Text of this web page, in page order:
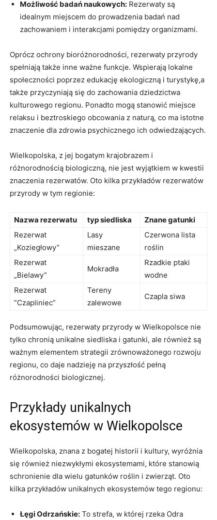
Możliwość badań naukowych: ⁤Rezerwaty są
idealnym miejscem do prowadzenia badań nad
‌zachowaniem i interakcjami⁢ pomiędzy organizmami.
Oprócz ‍ochrony bioróżnorodności, rezerwaty przyrody
spełniają także inne ważne funkcje. Wspierają lokalne
społeczności poprzez edukację ekologiczną i⁣ turystykę,a
także ⁢przyczyniają ⁤się do zachowania dziedzictwa
kulturowego regionu.‍ Ponadto mogą​ stanowić miejsce
relaksu i beztroskiego obcowania z naturą, co ma istotne‌
znaczenie‍ dla zdrowia psychicznego ich odwiedzających.
Wielkopolska, z jej bogatym krajobrazem i
‍różnorodnością⁤ biologiczną, nie jest wyjątkiem w kwestii
znaczenia rezerwatów. Oto ‌kilka przykładów rezerwatów
przyrody⁢ w tym regionie:
Nazwa rezerwatu typ siedliska
Znane gatunki
Rezerwat
„Koziegłowy”
Lasy
mieszane
Czerwona lista
⁢roślin
Rezerwat
„Bielawy”
Mokradła
Rzadkie ptaki
wodne
Rezerwat ​
”Czapliniec”
Tereny‍
zalewowe
Czapla siwa
Podsumowując, rezerwaty ‌przyrody w‍ Wielkopolsce nie
tylko chronią unikalne ​siedliska i gatunki, ale ‍również są
ważnym elementem strategii‌ zrównoważonego‌ rozwoju
regionu, co daje nadzieję ⁣na przyszłość pełną
różnorodności biologicznej.
Przykłady unikalnych
ekosystemów ⁤w Wielkopolsce
Wielkopolska, znana z ⁢bogatej historii i kultury, wyróżnia⁢
się​ również niezwykłymi ekosystemami, które​ stanowią⁢
schronienie ‍dla wielu gatunków roślin i zwierząt. Oto
kilka ‌przykładów⁣ unikalnych ekosystemów tego regionu:
Łęgi Odrzańskie: To‍ strefa, w‍ której rzeka Odra